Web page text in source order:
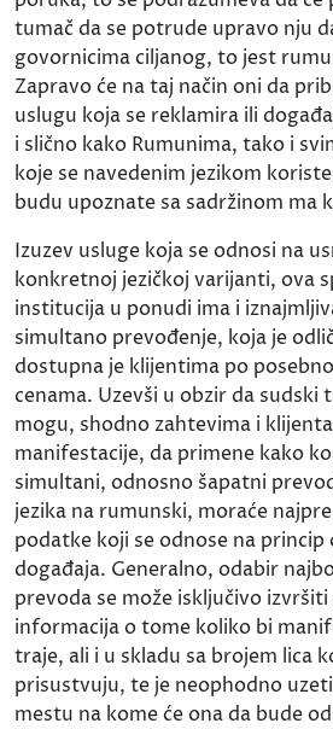
tumač da se potrude upravo nju
govornicima ciljanog, to jest
Zapravo će na taj način oni da
uslugu koja se reklamira ili
i slično kako Rumunima, tako i
koje se navedenim jezikom
budu upoznate sa sadržinom ma
Izuzev usluge koja se odnosi na
konkretnoj jezičkoj varijanti, ova
institucija u ponudi ima i
simultano prevođenje, koja je
dostupna je klijentima po
cenama. Uzevši u obzir da sudski
mogu, shodno zahtevima i
manifestacije, da primene kako
simultani, odnosno šapatni
jezika na rumunski, moraće
podatke koji se odnose na princip
događaja. Generalno, odabir
prevoda se može isključivo
informacija o tome koliko bi
traje, ali i u skladu sa brojem lica
prisustvuju, te je neophodno
mestu na kome će ona da bude